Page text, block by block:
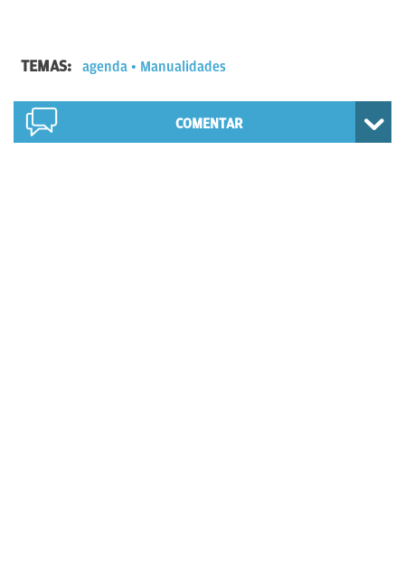
TEMAS: agenda Manualidades
COMENTAR